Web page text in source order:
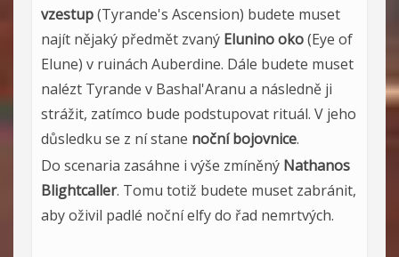
vzestup(Tyrande's Ascension) budete muset
najít nějaký předmět zvaný Elunino oko(Eye of
Elune) v ruinách Auberdine. Dále budete muset
nalézt Tyrande v Bashal'Aranu a následně ji
strážit, zatímco bude podstupovat rituál. V jeho
důsledku se z ní stane noční bojovnice.
Do scenaria zasáhne i výše zmíněný Nathanos
Blightcaller. Tomu totiž budete muset zabránit,
aby oživil padlé noční elfy do řad nemrtvých.